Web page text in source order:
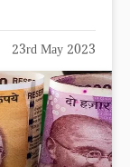
23rd May 2023